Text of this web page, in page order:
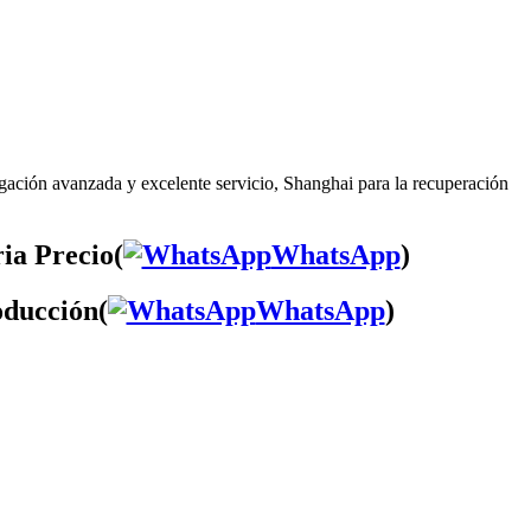
avanzada y excelente servicio, Shanghai para la recuperación
Precio( WhatsApp)
WhatsApp)